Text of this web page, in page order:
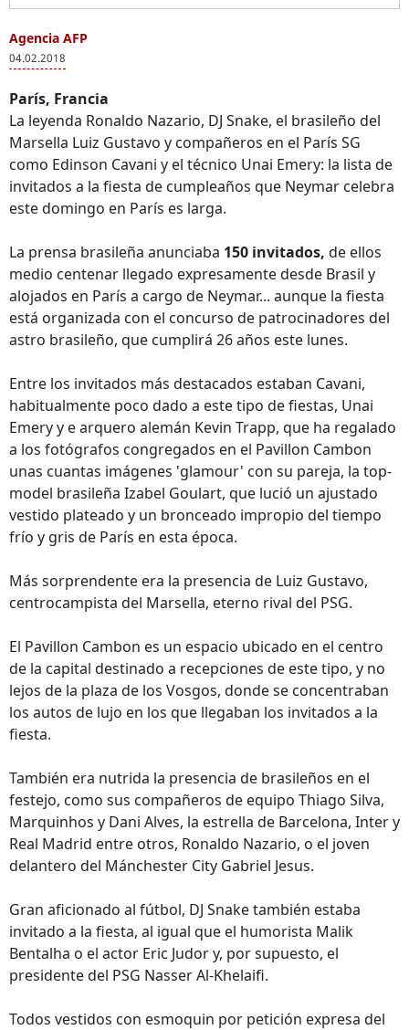
Agencia AFP
04.02.2018
París, Francia
La leyenda Ronaldo Nazario, DJ Snake, el brasileño del
Marsella Luiz Gustavo y compañeros en el París SG
como Edinson Cavani y el técnico Unai Emery: la lista de
invitados a la fiesta de cumpleaños que Neymar celebra
este domingo en París es larga.
La prensa brasileña anunciaba 150 invitados, de ellos
medio centenar llegado expresamente desde Brasil y
alojados en París a cargo de Neymar... aunque la fiesta
está organizada con el concurso de patrocinadores del
astro brasileño, que cumplirá 26 años este lunes.
Entre los invitados más destacados estaban Cavani,
habitualmente poco dado a este tipo de fiestas, Unai
Emery y e arquero alemán Kevin Trapp, que ha regalado
a los fotógrafos congregados en el Pavillon Cambon
unas cuantas imágenes 'glamour' con su pareja, la top-
model brasileña Izabel Goulart, que lució un ajustado
vestido plateado y un bronceado impropio del tiempo
frío y gris de París en esta época.
Más sorprendente era la presencia de Luiz Gustavo,
centrocampista del Marsella, eterno rival del PSG.
El Pavillon Cambon es un espacio ubicado en el centro
de la capital destinado a recepciones de este tipo, y no
lejos de la plaza de los Vosgos, donde se concentraban
los autos de lujo en los que llegaban los invitados a la
fiesta.
También era nutrida la presencia de brasileños en el
festejo, como sus compañeros de equipo Thiago Silva,
Marquinhos y Dani Alves, la estrella de Barcelona, Inter y
Real Madrid entre otros, Ronaldo Nazario, o el joven
delantero del Mánchester City Gabriel Jesus.
Gran aficionado al fútbol, DJ Snake también estaba
invitado a la fiesta, al igual que el humorista Malik
Bentalha o el actor Eric Judor y, por supuesto, el
presidente del PSG Nasser Al-Khelaifi.
Todos vestidos con esmoquin por petición expresa del